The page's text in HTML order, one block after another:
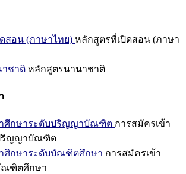
สอน (ภาษาไทย) หลักสูตรที่เปิดสอน (ภาษา
ชาติ หลักสูตรนานาชาติ
าศึกษาระดับปริญญาบัณฑิต การสมัครเข้า
ริญญาบัณฑิต
ศึกษาระดับบัณฑิตศึกษา การสมัครเข้า
ณฑิตศึกษา